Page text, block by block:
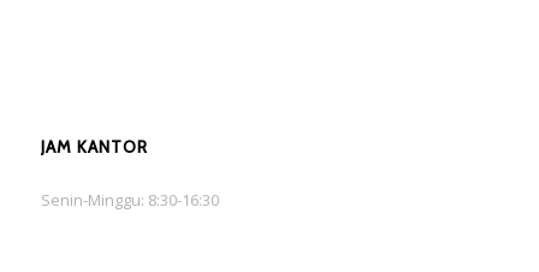
JAM KANTOR
Senin-Minggu: 8:30-16:30